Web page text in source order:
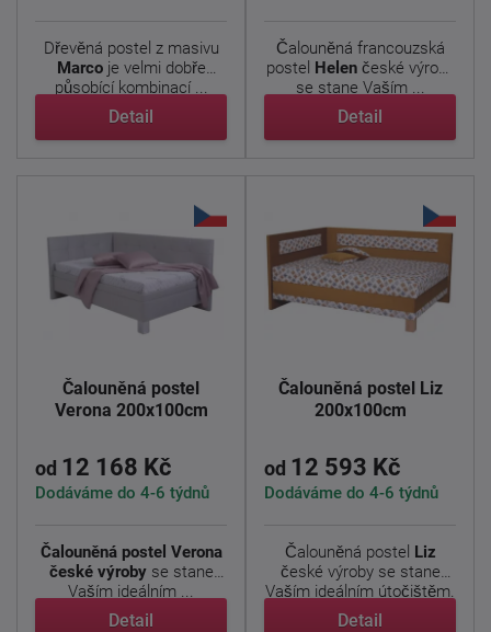
Dřevěná postel z masivu
Marcoje velmi dobře
působící kombinací ...
Detail
Čalouněná francouzská
postel Helenčeské výroby
se stane Vaším ...
Detail
Čalouněná postel
Verona 200x100cm
od 12 168 Kč
Dodáváme do 4-6 týdnů
Čalouněná postel Verona
české výrobyse stane
Vaším ideálním ...
Detail
Čalouněná postel Liz
200x100cm
od 12 593 Kč
Dodáváme do 4-6 týdnů
Čalouněná postel Liz
české výroby se stane
Vaším ideálním útočištěm.
...
Detail